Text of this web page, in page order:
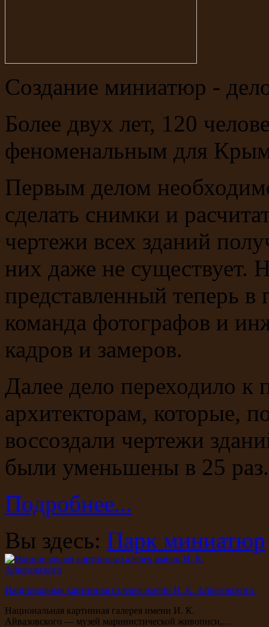
Создание миниатюр -
Более двух лет, 120
феноменальным для
Первым делом
сделать снимки и
чертежи всех зданий
них даже не существует.
представленный теперь
команда фотографов и
кадров и замеров.
Далее дело переходило
архитекторам, которые,
воссоздали чертежи
были уменьшены в 25
Подробнее...
Вы здесь: Парк миниатюр
Национальная картинная галерея имени И. К. Айвазовского
Национальная картинная галерея имени И. К.
Айвазовского — музей маринистической живописи,…